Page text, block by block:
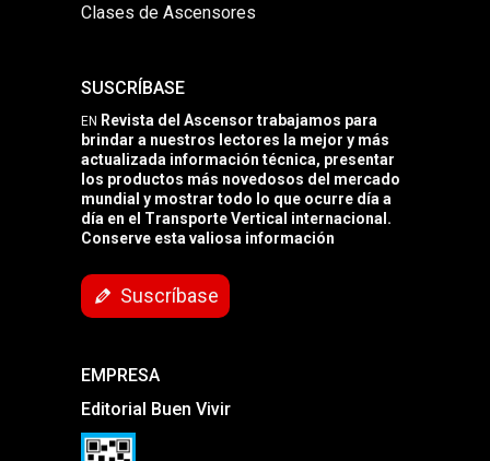
Clases de Ascensores
SUSCRÍBASE
EN Revista del Ascensor trabajamos para
brindar a nuestros lectores la mejor y más
actualizada información técnica, presentar
los productos más novedosos del mercado
mundial y mostrar todo lo que ocurre día a
día en el Transporte Vertical internacional.
Conserve esta valiosa información
Suscríbase
EMPRESA
Editorial Buen Vivir